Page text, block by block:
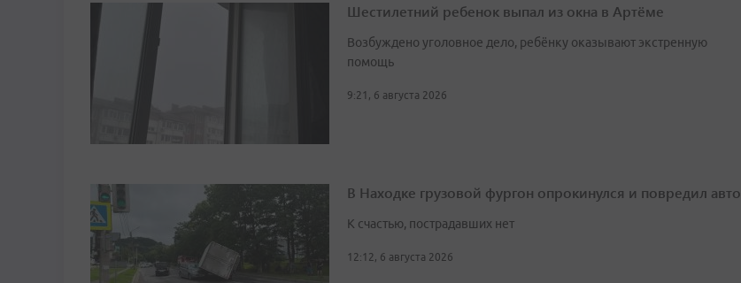
Шестилетний ребенок выпал из окна в Артёме
Возбуждено уголовное дело, ребёнку оказывают экстренную
помощь
9:21, 6 августа 2026
В Находке грузовой фургон опрокинулся и повредил авто
К счастью, пострадавших нет
12:12, 6 августа 2026